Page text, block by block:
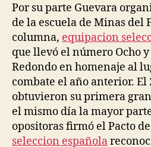
Por su parte Guevara
de la escuela de Minas del
columna, equipacion
que llevó el número Ocho
Redondo en homenaje al
combate el año anterior. El
obtuvieron su primera
el mismo día la mayor
opositoras firmó el Pacto
seleccion española